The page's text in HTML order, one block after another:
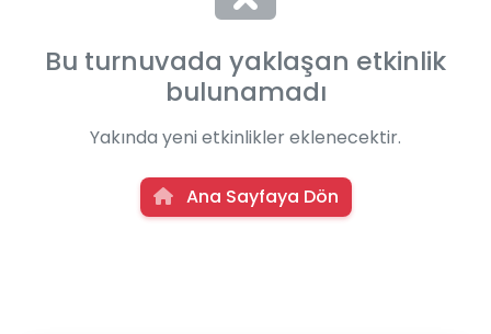
Bu turnuvada yaklaşan etkinlik
bulunamadı
Yakında yeni etkinlikler eklenecektir.
Ana Sayfaya Dön